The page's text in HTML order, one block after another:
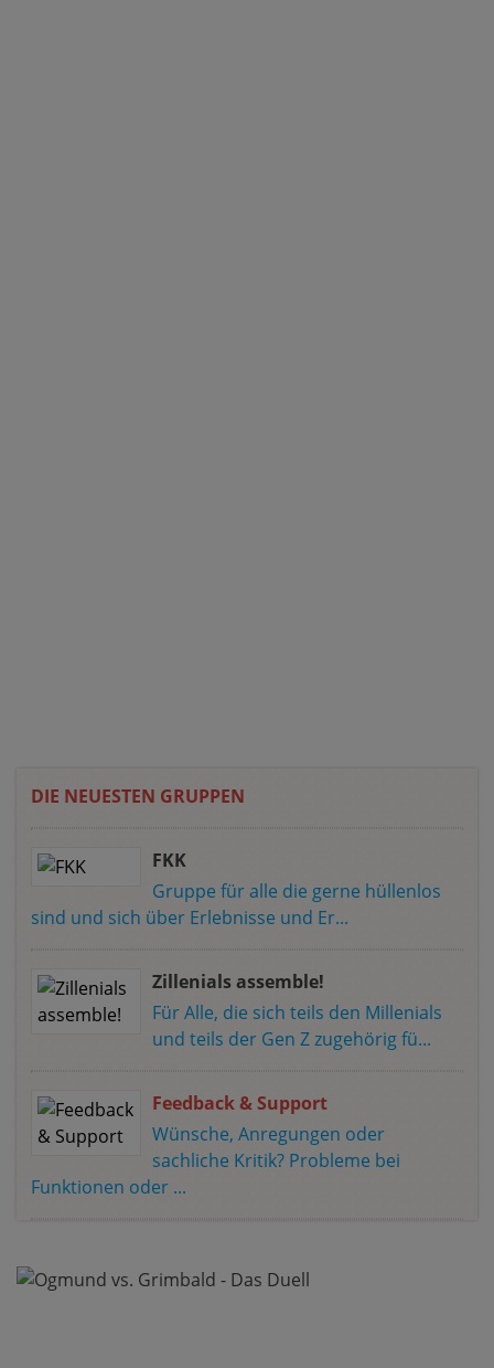
DIE NEUESTEN GRUPPEN
FKK
Gruppe für alle die gerne hüllenlos
sind und sich über Erlebnisse und Er...
Zillenials assemble!
Für Alle, die sich teils den Millenials
und teils der Gen Z zugehörig fü...
Feedback & Support
Wünsche, Anregungen oder
sachliche Kritik? Probleme bei
Funktionen oder ...